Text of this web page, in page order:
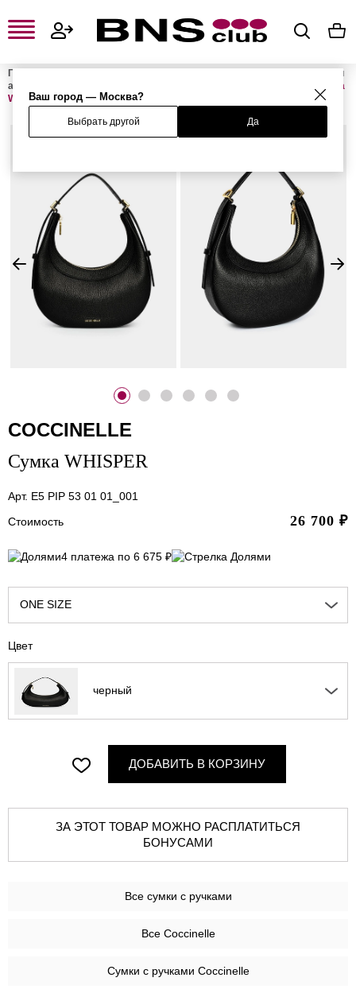
Ваш город — Москва?
Выбрать другой Да
Главная
Женские сумки и
аксессуары
Сумка
WHISPER
COCCINELLE
Сумка WHISPER
Арт. E5 PIP 53 01 01_001
Стоимость
26 700 ₽
4 платежа по 6 675 ₽
ONE SIZE
Цвет
черный
ДОБАВИТЬ В КОРЗИНУ
ЗА ЭТОТ ТОВАР МОЖНО РАСПЛАТИТЬСЯ
БОНУСАМИ
Все сумки с ручками
Все Coccinelle
Сумки с ручками Coccinelle